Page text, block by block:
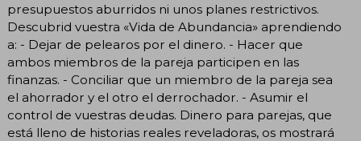
presupuestos aburridos ni unos planes restrictivos.
Descubrid vuestra «Vida de Abundancia» aprendiendo
a: - Dejar de pelearos por el dinero. - Hacer que
ambos miembros de la pareja participen en las
finanzas. - Conciliar que un miembro de la pareja sea
el ahorrador y el otro el derrochador. - Asumir el
control de vuestras deudas. Dinero para parejas, que
está lleno de historias reales reveladoras, os mostrará